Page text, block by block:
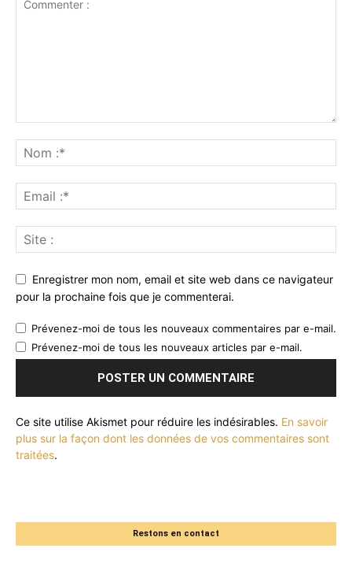
Enregistrer mon nom, email et site web dans ce navigateur
pour la prochaine fois que je commenterai.
Prévenez-moi de tous les nouveaux commentaires par e-mail.
Prévenez-moi de tous les nouveaux articles par e-mail.
Ce site utilise Akismet pour réduire les indésirables. En savoir
plus sur la façon dont les données de vos commentaires sont
traitées.
Restons en contact